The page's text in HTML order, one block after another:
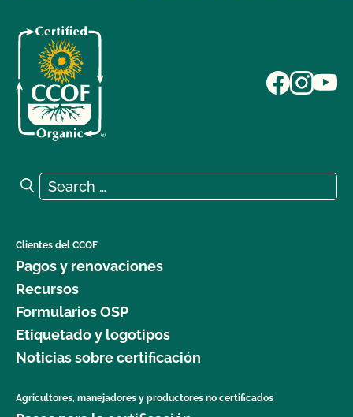
Search for:
Search
Clientes del CCOF
Pagos y renovaciones
Recursos
Formularios OSP
Etiquetado y logotipos
Noticias sobre certificación
Agricultores, manejadores y productores no certificados